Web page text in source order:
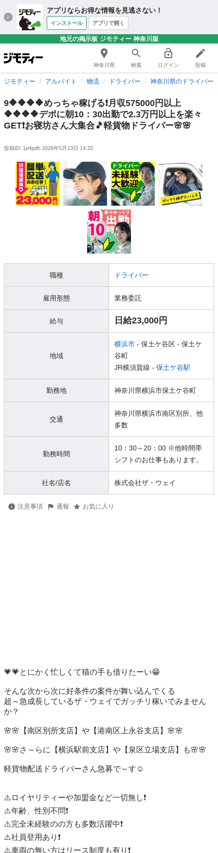
アプリならお得な情報を見逃さない！
インストール アプリで開く
地元の掲示板 ジモティー 神奈川版
神奈川県 検索 ログイン 投稿
ジモティー アルバイト 物流 ドライバー 神奈川県のドライバー
9🔶🔶🔶🔶めっちゃ稼げる❗️月収575000円以上
🔶🔶🔶🔶デポに朝10：30出勤で2.3万円以上を楽々
GET❗️お寝坊さん大集合🎵軽貨物ドライバー🌸🌸
投稿ID: 1p4pdh 2026年5月13日 14:32
職種 ドライバー
雇用形態 業務委託
給与 日給23,000円
地域
横浜市 - 保土ケ谷区 - 保土ケ
谷町
JR横須賀線 - 保土ケ谷駅
勤務地 神奈川県横浜市保土ケ谷町
交通
神奈川県横浜市南区別所、他
多数
勤務時間
10：30～20：00 ※他時間帯
シフトのお仕事もあります。
社名/店名 株式会社ザ・ウェイ
注意事項 通報 お気に入り
💗💗とにかく忙しくて猫の手も借りたーい😁
そんな次から次に好条件の案件が舞い込んでくる
超～急成長しているザ・ウェイでガッチリ稼いでみません
か？
🌸🌸【南区別所支店】や【港南区上永谷支店】🌸🌸
🌸🌸さ～らに【横浜駅前支店】や【泉区立場支店】も🌸🌸
軽貨物配送ドライバーさん急募で～す☺
⚠️ロイヤリティーや加盟金など一切無し❗️
⚠️年齢、性別不問❗️
⚠️完全未経験のの方も多数活躍中❗️
⚠️社員登用あり❗️
⚠️車両の無い方はリース制度も有り❗️